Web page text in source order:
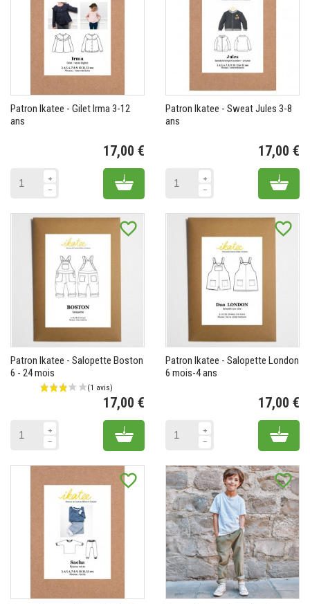
Patron Ikatee - Gilet Irma 3-12
ans
17,00 €
Add to cart
Patron Ikatee - Sweat Jules 3-8
ans
17,00 €
Add
favorite_border
Patron Ikatee - Salopette Boston
6 - 24 mois
17,00 €
Add to cart
favorite_border
Patron Ikatee - Salopette London
6 mois-4 ans
17,00 €
Add
favorite_border favorite_border